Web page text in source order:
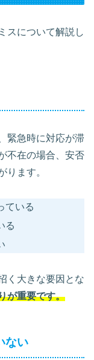
スについて解説し
緊急時に対応が滞
不在の場合、安否
ります。
ている
る
く大きな要因とな
が重要です。
ない